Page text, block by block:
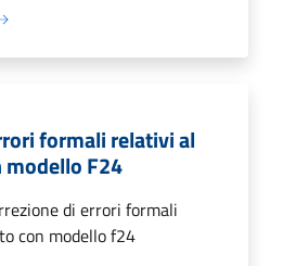
formali relativi al
F24
di errori formali
con modello f24